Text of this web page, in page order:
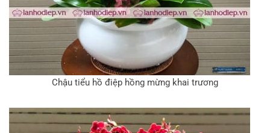
Chậu tiểu hồ điệp hồng mừng khai trương